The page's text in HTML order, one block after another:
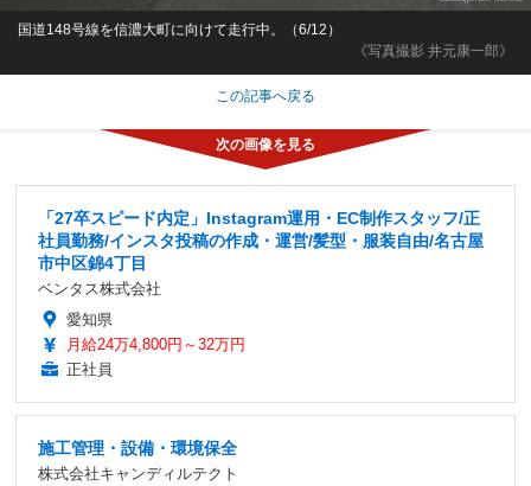
《写真撮影 井元康一郎》
国道148号線を信濃大町に向けて走行中。（6/12）
この記事へ戻る
「27卒スピード内定」Instagram運用・EC制作スタッフ/正
社員勤務/インスタ投稿の作成・運営/髪型・服装自由/名古屋
市中区錦4丁目
ベンタス株式会社
愛知県
月給24万4,800円～32万円
正社員
施工管理・設備・環境保全
株式会社キャンディルテクト